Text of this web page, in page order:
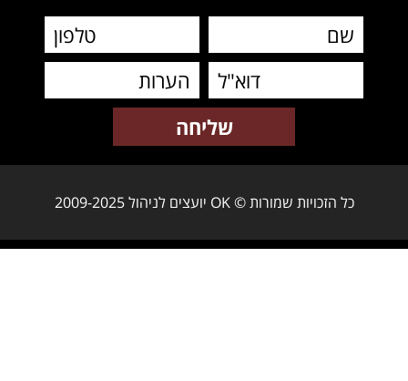
כל הזכויות שמורות © OK יועצים לניהול 2009-2025